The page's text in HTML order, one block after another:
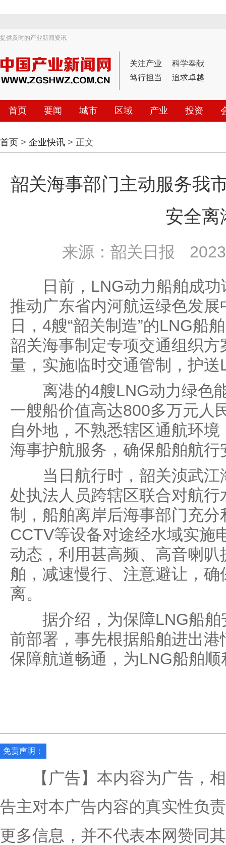
提供及时的产业新闻资讯
关注产业
科学奉献
笃行担当
追求卓越
首页 要闻 城市 区域 产业 投资
首页 > 企业快讯 > 正文
韶关海事部门主动服务我
安全离
来源：韶关日报
日前，LNG动力船舶成功
推动广东省内河航运绿色发
日，4艘“韶关制造”的LNG船
韶关海事制定专项交通组织
量，实施临时交通管制，护
离港的4艘LNG动力绿色
一艘船价值高达800多万元人
自外地，不熟悉辖区通航环
海事护航服务，确保船舶航行
当日航行时，韶关浈武江
处执法人员跨辖区联合对航
制，船舶离岸后海事部门充
CCTV等设备对途经水域实施
动态，利用甚高频、高音喇
舶，减速慢行、注意避让，
离。
据介绍，为保障LNG船舶
前部署，事先根据船舶进出
保障航道畅通，为LNG船舶顺
免责声明：
【广告】本内容为广告，相
告主对本广告内容的真实性负
更多信息，并不代表本网赞同